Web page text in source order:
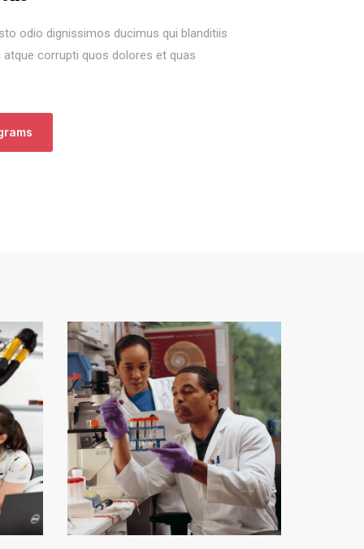
odio dignissimos ducimus qui blanditiis
corrupti quos dolores et quas